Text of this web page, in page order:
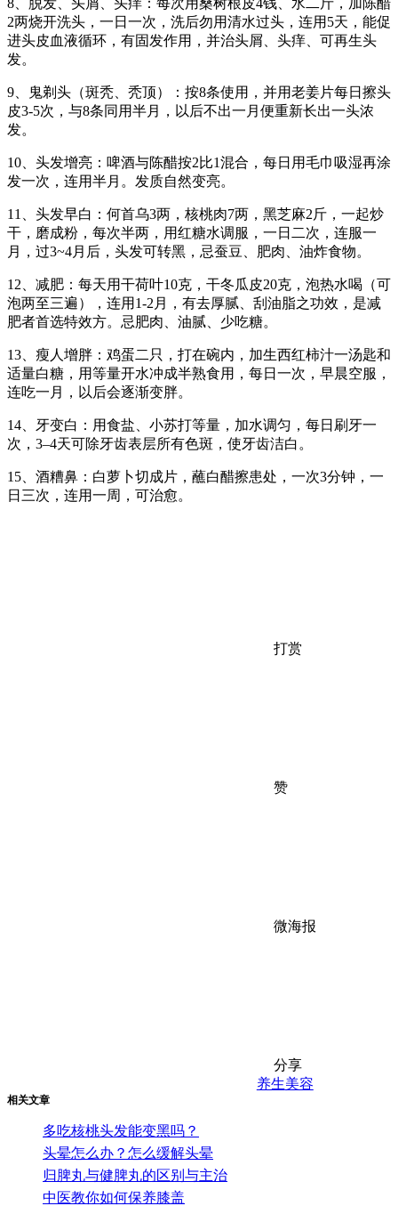
2两烧开洗头，一日一次，洗后勿用清水过头，连用5天，能促
进头皮血液循环，有固发作用，并治头屑、头痒、可再生头
发。
9、鬼剃头（斑秃、秃顶）：按8条使用，并用老姜片每日擦头
皮3-5次，与8条同用半月，以后不出一月便重新长出一头浓
发。
10、头发增亮：啤酒与陈醋按2比1混合，每日用毛巾吸湿再涂
发一次，连用半月。发质自然变亮。
11、头发早白：何首乌3两，核桃肉7两，黑芝麻2斤，一起炒
干，磨成粉，每次半两，用红糖水调服，一日二次，连服一
月，过3~4月后，头发可转黑，忌蚕豆、肥肉、油炸食物。
12、减肥：每天用干荷叶10克，干冬瓜皮20克，泡热水喝（可
泡两至三遍），连用1-2月，有去厚腻、刮油脂之功效，是减
肥者首选特效方。忌肥肉、油腻、少吃糖。
13、瘦人增胖：鸡蛋二只，打在碗内，加生西红柿汁一汤匙和
适量白糖，用等量开水冲成半熟食用，每日一次，早晨空服，
连吃一月，以后会逐渐变胖。
14、牙变白：用食盐、小苏打等量，加水调匀，每日刷牙一
次，3–4天可除牙齿表层所有色斑，使牙齿洁白。
15、酒糟鼻：白萝卜切成片，蘸白醋擦患处，一次3分钟，一
日三次，连用一周，可治愈。
打赏
赞
微海报
分享
相关文章
多吃核桃头发能变黑吗？
头晕怎么办？怎么缓解头晕
归脾丸与健脾丸的区别与主治
中医教你如何保养膝盖
养生美容